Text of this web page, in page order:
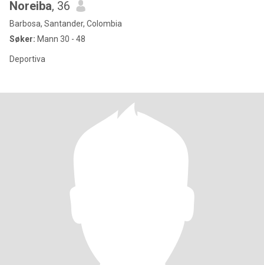
Noreiba, 36
Barbosa, Santander, Colombia
Søker: Mann 30 - 48
Deportiva